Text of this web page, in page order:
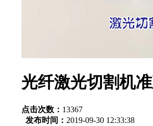
光纤激光切割机
点击次数： 13367
发布时间： 2019-09-30 12:33:38